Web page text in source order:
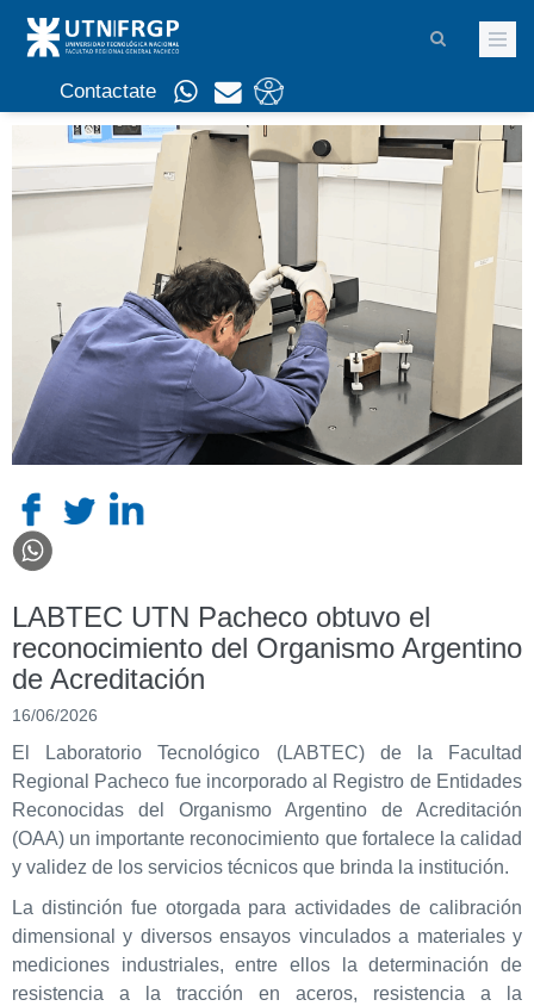
Contactate
LABTEC UTN Pacheco obtuvo el
reconocimiento del Organismo Argentino
de Acreditación
16/06/2026
El Laboratorio Tecnológico (LABTEC) de la Facultad
Regional Pacheco fue incorporado al Registro de Entidades
Reconocidas del Organismo Argentino de Acreditación
(OAA) un importante reconocimiento que fortalece la calidad
y validez de los servicios técnicos que brinda la institución.
La distinción fue otorgada para actividades de calibración
dimensional y diversos ensayos vinculados a materiales y
mediciones industriales, entre ellos la determinación de
resistencia a la tracción en aceros, resistencia a la